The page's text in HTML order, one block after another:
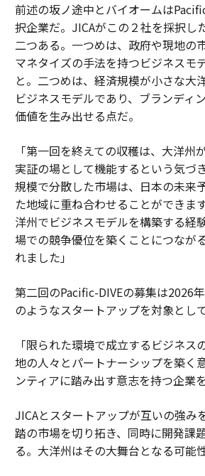
前述の坂ノ途中とバイオームは
択企業だ。JICAがこの２社を採択し
二つある。一つめは、政府や現地の
マネタイズの手法を持つビジネスモ
と。二つめは、経済規模が小さな大
ビジネスモデルであり、ブランディ
価値を生み出せる点だ。
「第一回を終えての収穫は、大洋州
実証の場として機能するという気づ
規模で分散した市場は、日本の未来
た地域に重ね合わせることができま
洋州でビジネスモデルを構築する経
場での競争優位を築くことにつなが
れました」
第二回のPacific-DIVEの募集は2026
のようなスタートアップを対象とし
「限られた環境で成立するビジネス
地の人々とパートナーシップを築く
ンティアに踏み出す意志を持つ企業
JICAとスタートアップが互いの強み
踏の市場を切り拓き、同時に開発課
る。大洋州はその大舞台となる可能